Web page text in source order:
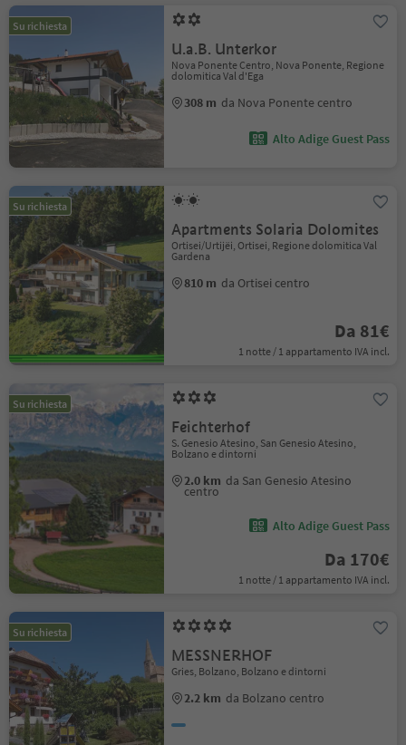
Su richiesta
U.a.B. Unterkor
Nova Ponente Centro, Nova Ponente, Regione
dolomitica Val d'Ega
308 m da Nova Ponente centro
Alto Adige Guest Pass
Su richiesta
Apartments Solaria Dolomites
Ortisei/Urtijëi, Ortisei, Regione dolomitica Val
Gardena
810 m da Ortisei centro
Da 81€
1 notte / 1 appartamento IVA incl.
Su richiesta
Feichterhof
S. Genesio Atesino, San Genesio Atesino,
Bolzano e dintorni
2.0 km da San Genesio Atesino
centro
Alto Adige Guest Pass
Da 170€
1 notte / 1 appartamento IVA incl.
Su richiesta
MESSNERHOF
Gries, Bolzano, Bolzano e dintorni
2.2 km da Bolzano centro